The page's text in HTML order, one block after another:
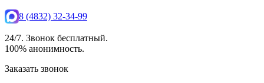
8 (4832) 32-34-99
24/7. Звонок бесплатный.
100% анонимность.
Заказать звонок